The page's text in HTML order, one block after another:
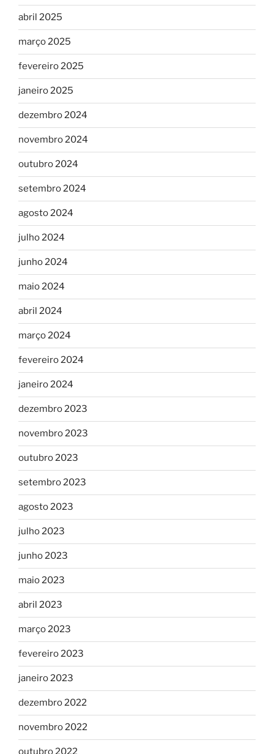
abril 2025
março 2025
fevereiro 2025
janeiro 2025
dezembro 2024
novembro 2024
outubro 2024
setembro 2024
agosto 2024
julho 2024
junho 2024
maio 2024
abril 2024
março 2024
fevereiro 2024
janeiro 2024
dezembro 2023
novembro 2023
outubro 2023
setembro 2023
agosto 2023
julho 2023
junho 2023
maio 2023
abril 2023
março 2023
fevereiro 2023
janeiro 2023
dezembro 2022
novembro 2022
outubro 2022